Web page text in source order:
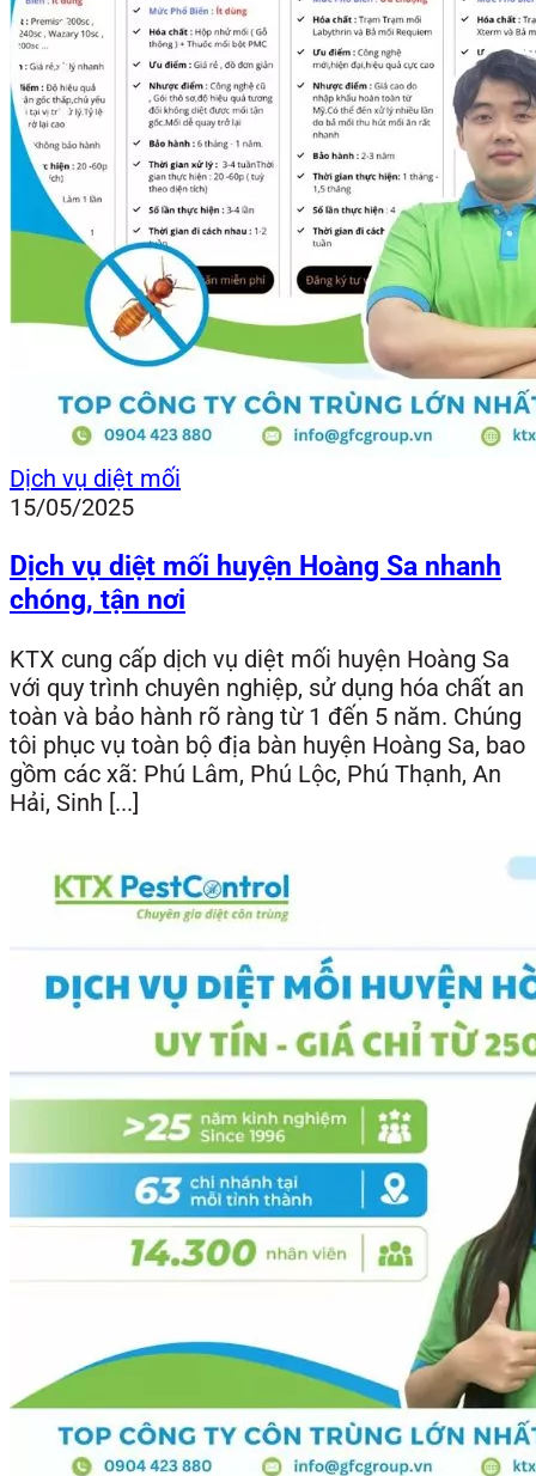
Dịch vụ diệt mối
15/05/2025
Dịch vụ diệt mối huyện Hoàng Sa nhanh
chóng, tận nơi
KTX cung cấp dịch vụ diệt mối huyện Hoàng Sa
với quy trình chuyên nghiệp, sử dụng hóa chất an
toàn và bảo hành rõ ràng từ 1 đến 5 năm. Chúng
tôi phục vụ toàn bộ địa bàn huyện Hoàng Sa, bao
gồm các xã: Phú Lâm, Phú Lộc, Phú Thạnh, An
Hải, Sinh [...]